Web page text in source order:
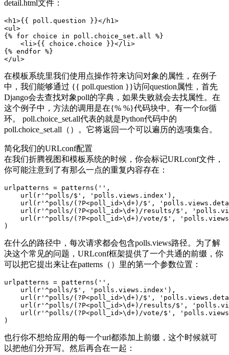
detail.html文件：
<h1>{{ poll.question }}</h1>
<ul>
{% for choice in poll.choice_set.all %}
    <li>{{ choice.choice }}</li>
{% endfor %}
</ul>
在模板系统里我们使用点操作符来访问对象的属性，在例子
中，我们能够通过 {{ poll.question }}访问question属性，首先
Django会去查找对象poll的字典，如果失败就会去找属性。在
这个例子中，方法的调用是在{% %}代码块中。有一个for循
环。 poll.choice_set.all代表的就是Python代码中的
poll.choice_set.all（）。它将返回一个可以遍历的选项集合。
简化我们的URLconf配置
在我们折腾视图和模板系统的时候，你会标记URLconf文件，
你可能注意到了有那么一点的重复内容存在：
urlpatterns = patterns('',
    url(r'^polls/$', 'polls.views.index'),
url(r'^polls/(?P<poll_id>\d+)/$',
url(r'^polls/(?P<poll_id>\d+)/results/$',
url(r'^polls/(?P<poll_id>\d+)/vote/$',
)
在什么的路径中，每次请求都会包含polls.views路径。为了解
决这个常见的问题，URLconf框架提供了一个共通的前缀，你
可以把它提出来让在patterns（）里的第一个参数位置：
urlpatterns = patterns('',
    url(r'^polls/$', 'polls.views.index'),
url(r'^polls/(?P<poll_id>\d+)/$',
url(r'^polls/(?P<poll_id>\d+)/results/$',
url(r'^polls/(?P<poll_id>\d+)/vote/$',
)
也行你不想给应用的每一个url都添加上前缀，这个时候就可
以把他们分开写。然后再合在一起：